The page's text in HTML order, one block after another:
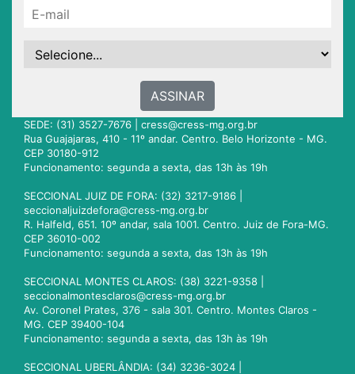
ASSINAR
SEDE: (31) 3527-7676 | cress@cress-mg.org.br
Rua Guajajaras, 410 - 11º andar. Centro. Belo Horizonte - MG.
CEP 30180-912
Funcionamento: segunda a sexta, das 13h às 19h
SECCIONAL JUIZ DE FORA: (32) 3217-9186 |
seccionaljuizdefora@cress-mg.org.br
R. Halfeld, 651. 10º andar, sala 1001. Centro. Juiz de Fora-MG.
CEP 36010-002
Funcionamento: segunda a sexta, das 13h às 19h
SECCIONAL MONTES CLAROS: (38) 3221-9358 |
seccionalmontesclaros@cress-mg.org.br
Av. Coronel Prates, 376 - sala 301. Centro. Montes Claros -
MG. CEP 39400-104
Funcionamento: segunda a sexta, das 13h às 19h
SECCIONAL UBERLÂNDIA: (34) 3236-3024 |